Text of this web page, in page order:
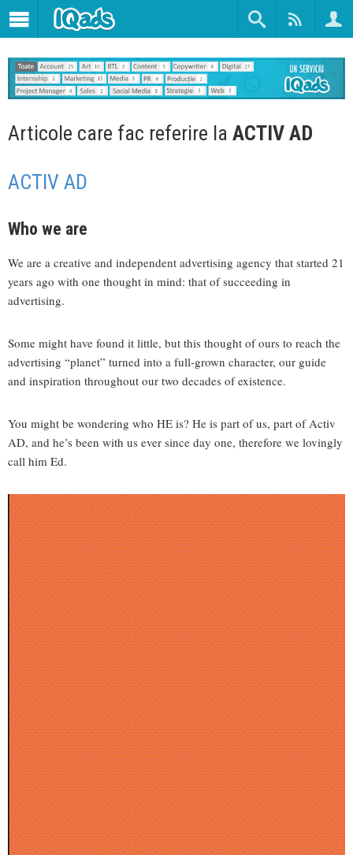
Articole care fac referire la ACTIV AD
ACTIV AD
Who we are
We are a creative and independent advertising agency that started 21
years ago with one thought in mind: that of succeeding in
advertising.
Some might have found it little, but this thought of ours to reach the
advertising “planet” turned into a full-grown character, our guide
and inspiration throughout our two decades of existence.
You might be wondering who HE is? He is part of us, part of Activ
AD, and he’s been with us ever since day one, therefore we lovingly
call him Ed.